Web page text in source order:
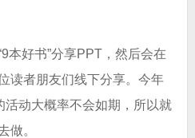
本好书”分享PPT，然后会在
读者朋友们线下分享。今年
活动大概率不会如期，所以就
做。